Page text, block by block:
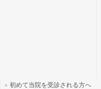
初めて当院を受診される方へ